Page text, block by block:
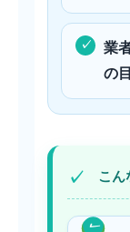
業
の
こん